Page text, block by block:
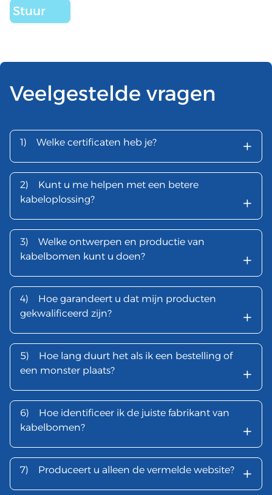
Veelgestelde vragen
1) Welke certificaten heb je? +
2)
Kunt u me helpen met een betere
kabeloplossing?
+
3)
Welke ontwerpen en productie van
kabelbomen kunt u doen?
+
4)
Hoe garandeert u dat mijn producten
gekwalificeerd zijn?
+
5)
Hoe lang duurt het als ik een bestelling of
een monster plaats?
+
6)
Hoe identificeer ik de juiste fabrikant van
kabelbomen?
+
7) Produceert u alleen de vermelde website? +